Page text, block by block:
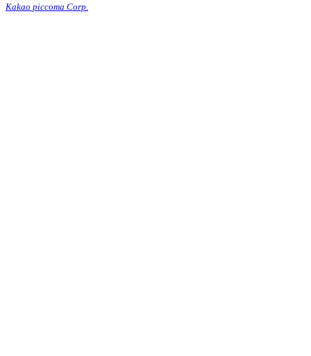
Kakao piccoma Corp.